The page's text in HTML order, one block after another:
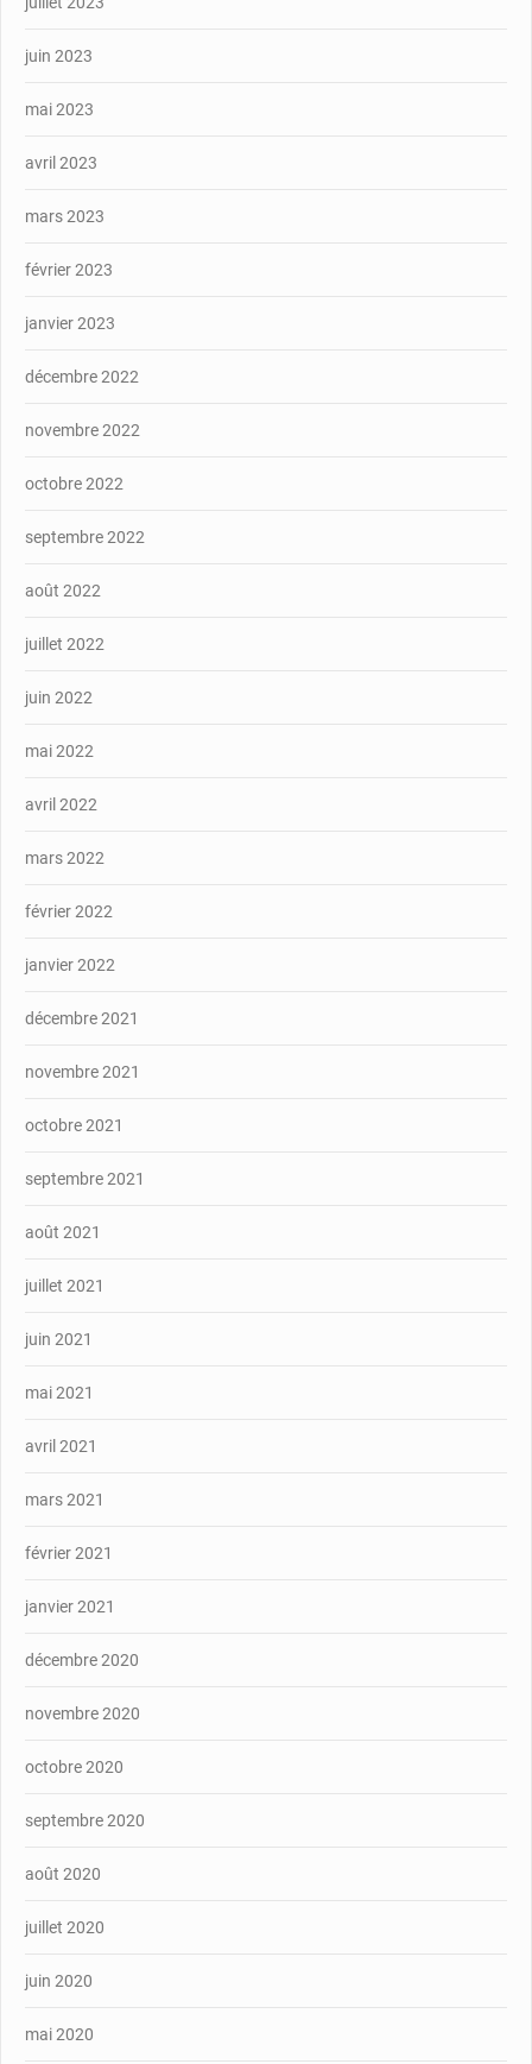
juin 2023
mai 2023
avril 2023
mars 2023
février 2023
janvier 2023
décembre 2022
novembre 2022
octobre 2022
septembre 2022
août 2022
juillet 2022
juin 2022
mai 2022
avril 2022
mars 2022
février 2022
janvier 2022
décembre 2021
novembre 2021
octobre 2021
septembre 2021
août 2021
juillet 2021
juin 2021
mai 2021
avril 2021
mars 2021
février 2021
janvier 2021
décembre 2020
novembre 2020
octobre 2020
septembre 2020
août 2020
juillet 2020
juin 2020
mai 2020